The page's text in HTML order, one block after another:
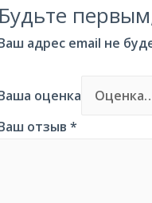
Будьте
адрес email не
оценка
отзыв*